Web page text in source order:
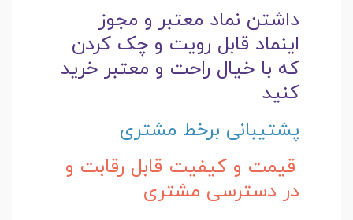
داشتن نماد معتبر و مجوز
اینماد قابل رویت و چک کردن
که با خیال راحت و معتبر خرید
کنید
پشتیبانی برخط مشتری
قیمت و کیفیت قابل رقابت و
در دسترسی مشتری